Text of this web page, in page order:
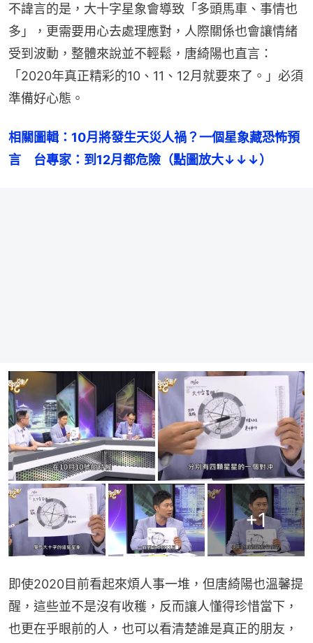
不諱言的是，大十字星象會導致「多頭馬車、事情也
多」，更需要用心去處理應對，人際關係也會讓情緒
受到波動，整體來說並不輕鬆，唐綺陽也直言：
「2020年真正精彩的10、11、12月就要來了。」必須
準備好心態。
相關圖輯：10月將發生天災人禍？一個星象藏恐怖預
言　台專家：到12月都危險（點圖放大↓↓↓）
+1
即使2020目前看起來煩人事一堆，但唐綺陽也溫馨提
醒，這些並不是沒有收穫，反而讓人懂得珍惜當下，
也更在乎眼前的人，也可以看清楚誰是真正的朋友，